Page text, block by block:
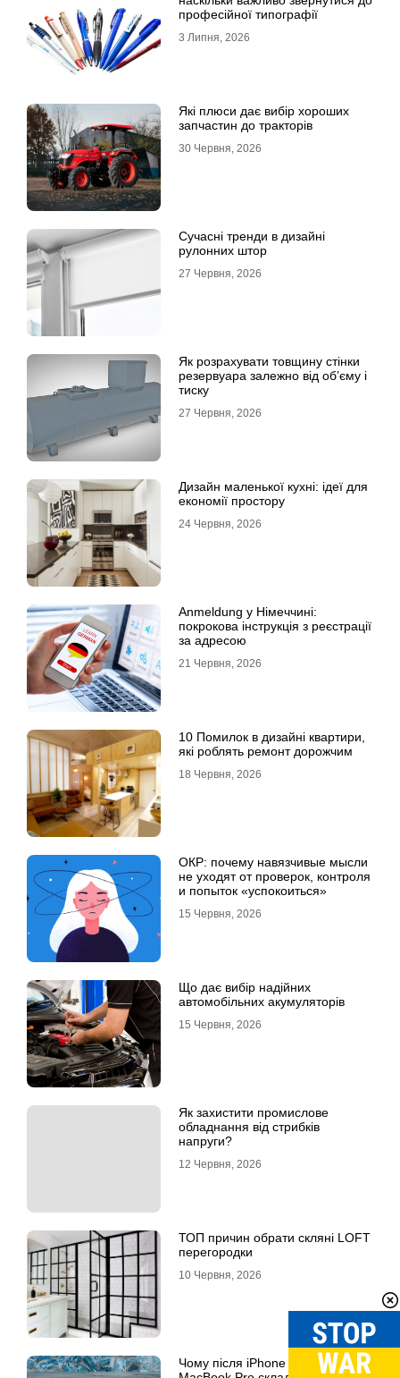
професійної типографії
3 Липня, 2026
Які плюси дає вибір хороших
запчастин до тракторів
30 Червня, 2026
Сучасні тренди в дизайні
рулонних штор
27 Червня, 2026
Як розрахувати товщину стінки
резервуара залежно від об’єму і
тиску
27 Червня, 2026
Дизайн маленької кухні: ідеї для
економії простору
24 Червня, 2026
Anmeldung у Німеччині:
покрокова інструкція з реєстрації
за адресою
21 Червня, 2026
10 Помилок в дизайні квартири,
які роблять ремонт дорожчим
18 Червня, 2026
ОКР: почему навязчивые мысли
не уходят от проверок, контроля
и попыток «успокоиться»
15 Червня, 2026
Що дає вибір надійних
автомобільних акумуляторів
15 Червня, 2026
Як захистити промислове
обладнання від стрибків
напруги?
12 Червня, 2026
ТОП причин обрати скляні LOFT
перегородки
10 Червня, 2026
Чому після iPhone 17 Pro Max та